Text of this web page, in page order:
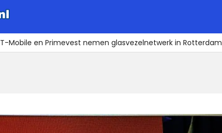
T-Mobile en Primevest nemen glasvezelnetwerk in